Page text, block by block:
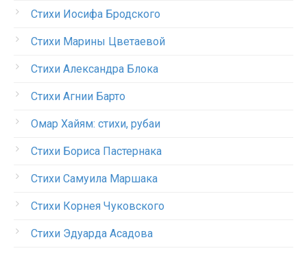
Стихи Иосифа Бродского
Стихи Марины Цветаевой
Стихи Александра Блока
Стихи Агнии Барто
Омар Хайям: стихи, рубаи
Стихи Бориса Пастернака
Стихи Самуила Маршака
Стихи Корнея Чуковского
Стихи Эдуарда Асадова